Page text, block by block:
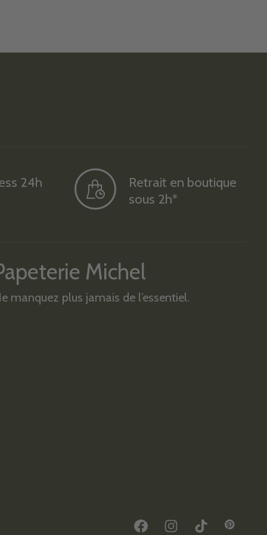
24h
Retrait en boutique
sous 2h*
Michel
manquez plus jamais de l’essentiel.